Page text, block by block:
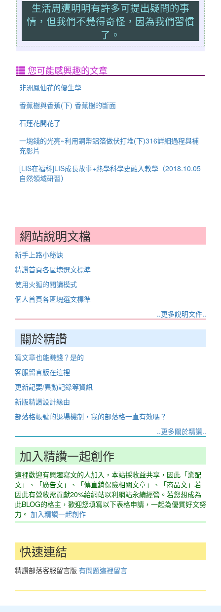
生活周遭明明有許多可提出疑問的事
情，但我們不覺得奇怪，因為我們習慣
了。
您可能感興趣的文章
非洲鳳仙花的優生學
香蕉樹與香蕉(下) 香蕉樹的斷面
石蓮花開花了
一塊錢的光亮~利用銅幣鋁箔做伏打堆(下)316詳細過程與補
充影片
[LIS在福科]LIS成長故事+熱學科學史融入教學（2018.10.05
自然領域研習）
網站說明文檔
新手上路小秘訣
精讚首頁各區塊選文標準
使用火狐的閱讀模式
個人首頁各區塊選文標準
..更多說明文件..
關於精讚
寫文章也能賺錢？是的
客服留言版在這裡
更新記要/異動記錄等資訊
新版精讚設計緣由
部落格帳號的退場機制，我的部落格一直有效嗎？
..更多關於精讚..
加入精讚一起創作
這裡歡迎有興趣寫文的人加入，本站採收益共享，因此「業配
文」、「廣告文」、「傳直銷保險相關文章」、「商品文」若
因此有營收需貢獻20%給網站以利網站永續經營。若您想成為
此BLOG的格主，歡迎您填寫以下表格申請，一起為優質好文努
力。 加入精讚一起創作
快速連結
精讚部落客服留言版 有問題這裡留言